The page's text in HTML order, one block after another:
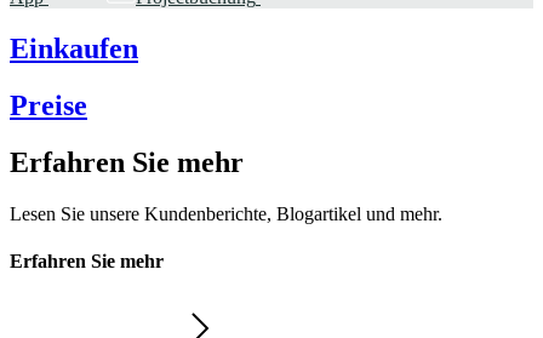
Einkaufen
Preise
Erfahren Sie mehr
Lesen Sie unsere Kundenberichte, Blogartikel und mehr.
Erfahren Sie mehr